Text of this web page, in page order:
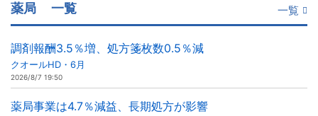
薬局 一覧 一覧
調剤報酬3.5％増、処方箋枚数0.5％減
クオールHD・6月
2026/8/7 19:50
薬局事業は4.7％減益、長期処方が影響